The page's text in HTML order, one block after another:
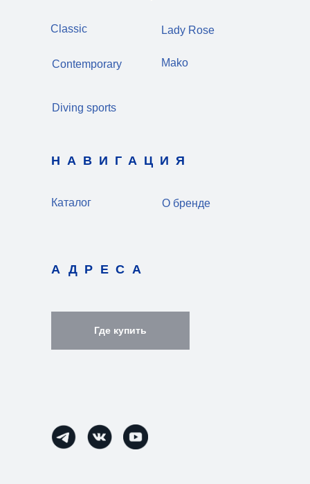
О бренде
Каталог
Lady Rose
Diving sports
Contemporary
АДРЕСА
НАВИГАЦИЯ
Classic
Mako
Где купить